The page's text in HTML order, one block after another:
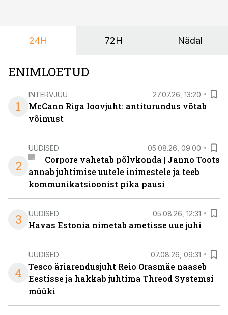
nendele vajadustele vastanud uuendusega, mis pakub
24H 72H Nädal
ENIMLOETUD
1
INTERVJUU 27.07.26, 13:20
McCann Riga loovjuht: antiturundus võtab
võimust
2
UUDISED 05.08.26, 09:00
Corpore vahetab põlvkonda | Janno Toots
annab juhtimise uutele inimestele ja teeb
kommunikatsioonist pika pausi
3 UUDISED 05.08.26, 12:31
Havas Estonia nimetab ametisse uue juhi
4
UUDISED 07.08.26, 09:31
Tesco äriarendusjuht Reio Orasmäe naaseb
Eestisse ja hakkab juhtima Threod Systemsi
müüki